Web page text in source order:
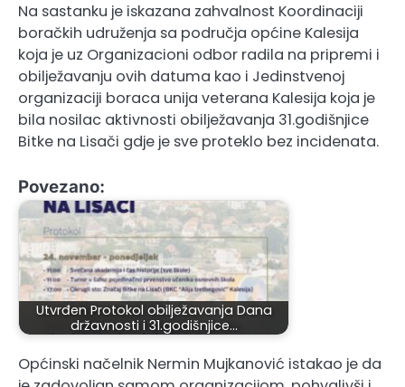
Na sastanku je iskazana zahvalnost Koordinaciji
boračkih udruženja sa područja općine Kalesija
koja je uz Organizacioni odbor radila na pripremi i
obilježavanju ovih datuma kao i Jedinstvenoj
organizaciji boraca unija veterana Kalesija koja je
bila nosilac aktivnosti obilježavanja 31.godišnjice
Bitke na Lisači gdje je sve proteklo bez incidenata.
Povezano:
Utvrđen Protokol obilježavanja Dana
državnosti i 31.godišnjice…
Općinski načelnik Nermin Mujkanović istakao je da